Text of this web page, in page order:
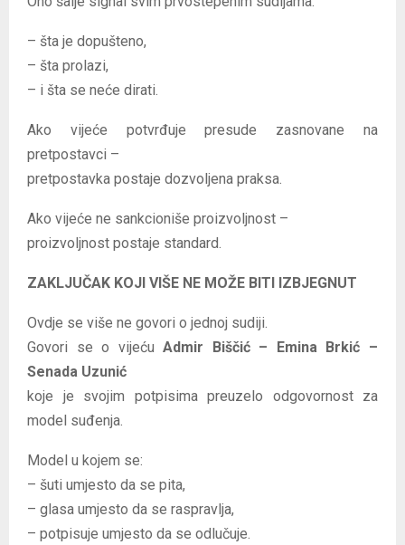
– šta je dopušteno,
– šta prolazi,
– i šta se neće dirati.
Ako vijeće potvrđuje presude zasnovane na
pretpostavci –
pretpostavka postaje dozvoljena praksa.
Ako vijeće ne sankcioniše proizvoljnost –
proizvoljnost postaje standard.
ZAKLJUČAK KOJI VIŠE NE MOŽE BITI IZBJEGNUT
Ovdje se više ne govori o jednoj sudiji.
Govori se o vijećuAdmir Biščić – Emina Brkić –
Senada Uzunić
koje je svojim potpisima preuzelo odgovornost za
model suđenja.
Model u kojem se:
– šuti umjesto da se pita,
– glasa umjesto da se raspravlja,
– potpisuje umjesto da se odlučuje.